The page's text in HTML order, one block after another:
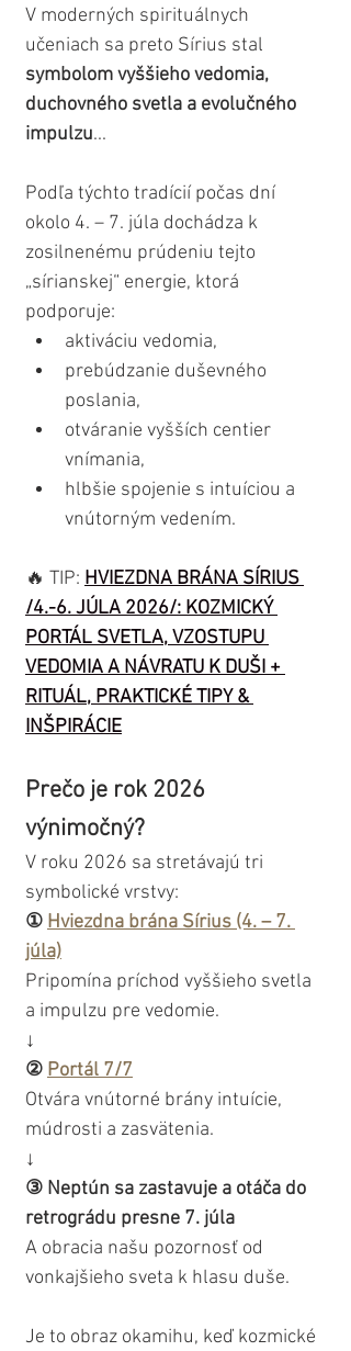
V moderných spirituálnych
učeniach sa preto Sírius stal
symbolom vyššieho vedomia,
duchovného svetla a evolučného
impulzu...
Podľa týchto tradícií počas dní
okolo 4. – 7. júla dochádza k
zosilnenému prúdeniu tejto
„sírianskej“ energie, ktorá
podporuje:
aktiváciu vedomia,
prebúdzanie duševného
poslania,
otváranie vyšších centier
vnímania,
hlbšie spojenie s intuíciou a
vnútorným vedením.
🔥 TIP: HVIEZDNA BRÁNA SÍRIUS
/4.-6. JÚLA 2026/: KOZMICKÝ
PORTÁL SVETLA, VZOSTUPU
VEDOMIA A NÁVRATU K DUŠI +
RITUÁL, PRAKTICKÉ TIPY &
INŠPIRÁCIE
Prečo je rok 2026
výnimočný?
V roku 2026 sa stretávajú tri
symbolické vrstvy:
①Hviezdna brána Sírius (4. – 7.
júla)
Pripomína príchod vyššieho svetla
a impulzu pre vedomie.
↓
② Portál 7/7
Otvára vnútorné brány intuície,
múdrosti a zasvätenia.
↓
③ Neptún sa zastavuje a otáča do
retrográdu presne 7. júla
A obracia našu pozornosť od
vonkajšieho sveta k hlasu duše.
Je to obraz okamihu, keď kozmické